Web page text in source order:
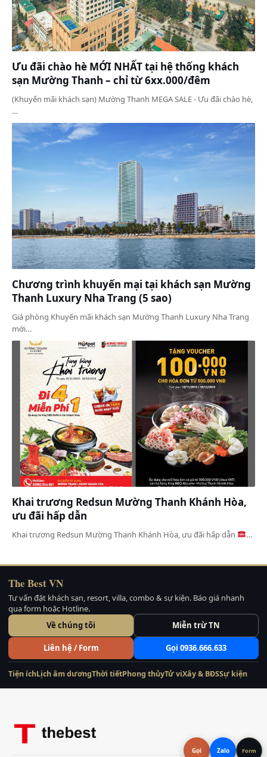
Ưu đãi chào hè MỚI NHẤT tại hệ thống khách
sạn Mường Thanh – chỉ từ 6xx.000/đêm
(Khuyến mãi khách sạn) Mường Thanh MEGA SALE - Ưu đãi chào hè,
…
Chương trình khuyến mại tại khách sạn Mường
Thanh Luxury Nha Trang (5 sao)
Giá phòng Khuyến mãi khách sạn Mường Thanh Luxury Nha Trang
mới…
Khai trương Redsun Mường Thanh Khánh Hòa,
ưu đãi hấp dẫn
Khai trương Redsun Mường Thanh Khánh Hòa, ưu đãi hấp dẫn …
The Best VN
Tư vấn đặt khách sạn, resort, villa, combo & sự kiện. Báo giá nhanh
qua form hoặc Hotline.
Về chúng tôi
Miễn trừ TN
Liên hệ / Form Gọi 0936.666.633
Tiện íchLịch âm dươngThời tiếtPhong thủyTử viXây & BĐSSự kiện
Gọi Zalo Form